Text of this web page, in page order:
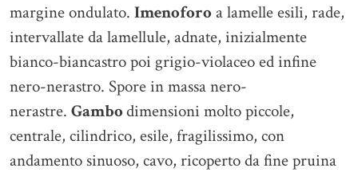
margine ondulato. Imenoforoa lamelle esili, rade,
intervallate da lamellule, adnate, inizialmente
bianco-biancastro poi grigio-violaceo ed infine
nero-nerastro. Spore in massa nero-
nerastre. Gambodimensioni molto piccole,
centrale, cilindrico, esile, fragilissimo, con
andamento sinuoso, cavo, ricoperto da fine pruina